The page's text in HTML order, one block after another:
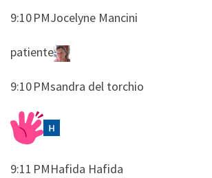
9:10 PMJocelyne Mancini
​​patiente
9:10 PMsandra del torchio
9:11 PMHafida Hafida